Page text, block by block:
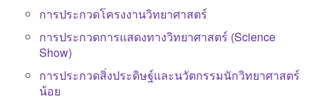
การประกวดโครงงานวิทยาศาสตร์
การประกวดการแสดงทางวิทยาศาสตร์ (Science
Show)
การประกวดสิ่งประดิษฐ์และนวัตกรรมนักวิทยาศาสตร์
น้อย